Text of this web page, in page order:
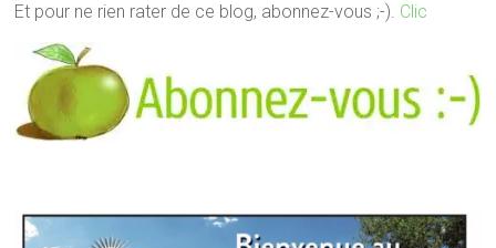
Et pour ne rien rater de ce blog, abonnez-vous ;-). Clic